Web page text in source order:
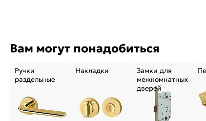
Вам могут понадобиться
Ручки
раздельные
Накладки
Замки для
межкомнатных
дверей